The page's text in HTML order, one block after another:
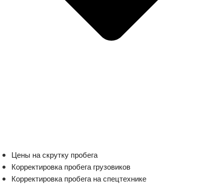
Цены на скрутку пробега
Корректировка пробега грузовиков
Корректировка пробега на спецтехнике